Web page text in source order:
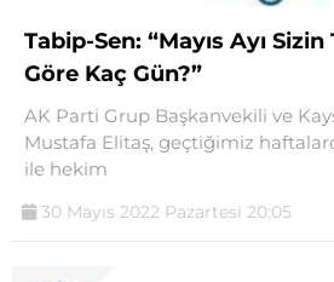
Tabip-Sen: “Mayıs Ayı
Göre Kaç Gün?”
AK Parti Grup Başkanvekili ve
Mustafa Elitaş, geçtiğimiz
ile hekim
30 Mayıs 2022 Pazartesi 20:05